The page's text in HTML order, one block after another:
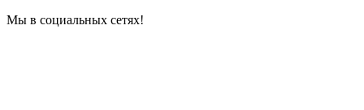
Мы в социальных сетях!